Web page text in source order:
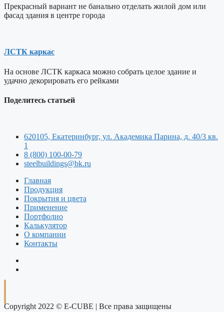
Прекрасный вариант не банально отделать жилой дом или
фасад здания в центре города
ЛСТК каркас
На основе ЛСТК каркаса можно собрать целое здание и
удачно декорировать его рейками
Поделитесь статьей
620105, Екатеринбург, ул. Академика Парина, д. 40/3 кв.
1
8 (800) 100-00-79
steelbuildings@bk.ru
Главная
Продукция
Покрытия и цвета
Применение
Портфолио
Калькулятор
О компании
Контакты
Copyright 2022 © E-CUBE | Все права защищены